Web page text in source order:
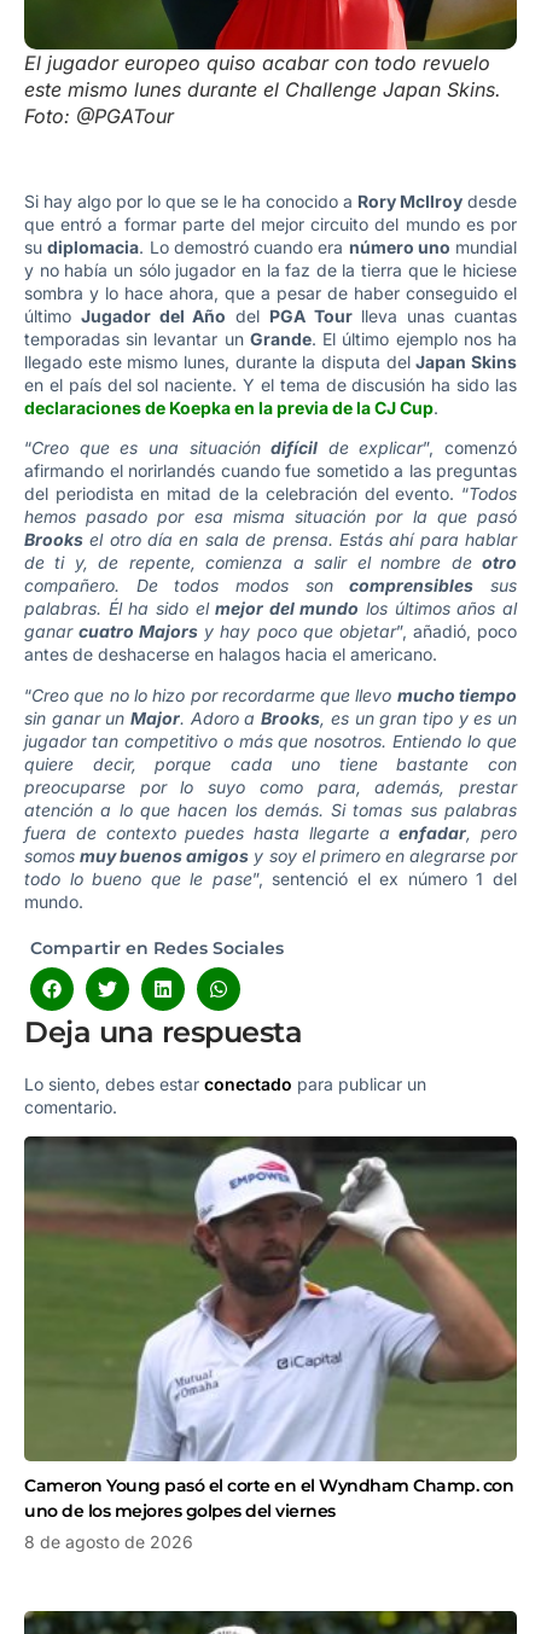
El jugador europeo quiso acabar con todo revuelo
este mismo lunes durante el Challenge Japan Skins.
Foto: @PGATour
Si hay algo por lo que se le ha conocido a Rory McIlroy desde
que entró a formar parte del mejor circuito del mundo es por
sudiplomacia. Lo demostró cuando era número uno mundial
y no había un sólo jugador en la faz de la tierra que le hiciese
sombra y lo hace ahora, que a pesar de haber conseguido el
último Jugador del Año del PGA Tourlleva unas cuantas
temporadas sin levantar un Grande. El último ejemplo nos ha
llegado este mismo lunes, durante la disputa delJapan Skins
en el país del sol naciente. Y el tema de discusión ha sido las
declaraciones de Koepka en la previa de la CJ Cup.
“Creo que es una situacióndifícil de explicar”, comenzó
afirmando el norirlandés cuando fue sometido a las preguntas
del periodista en mitad de la celebración del evento. “Todos
hemos pasado por esa misma situación por la que pasó
Brooks el otro día en sala de prensa. Estás ahí para hablar
de ti y, de repente, comienza a salir el nombre de otro
compañero. De todos modos soncomprensibles sus
palabras. Él ha sido elmejor del mundo los últimos años al
ganarcuatro Majors y hay poco que objetar”, añadió, poco
antes de deshacerse en halagos hacia el americano.
“Creo que no lo hizo por recordarme que llevo mucho tiempo
sin ganar unMajor. Adoro aBrooks, es un gran tipo y es un
jugador tan competitivo o más que nosotros. Entiendo lo que
quiere decir, porque cada uno tiene bastante con
preocuparse por lo suyo como para, además, prestar
atención a lo que hacen los demás. Si tomas sus palabras
fuera de contexto puedes hasta llegarte aenfadar, pero
somosmuy buenos amigos y soy el primero en alegrarse por
todo lo bueno que le pase”, sentenció el ex número 1 del
mundo.
Compartir en Redes Sociales
Deja una respuesta
Lo siento, debes estar conectado para publicar un
comentario.
Cameron Young pasó el corte en el Wyndham Champ. con
uno de los mejores golpes del viernes
8 de agosto de 2026